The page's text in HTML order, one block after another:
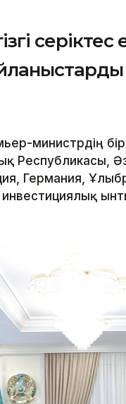
министрдің
Республикасы,
Германия,